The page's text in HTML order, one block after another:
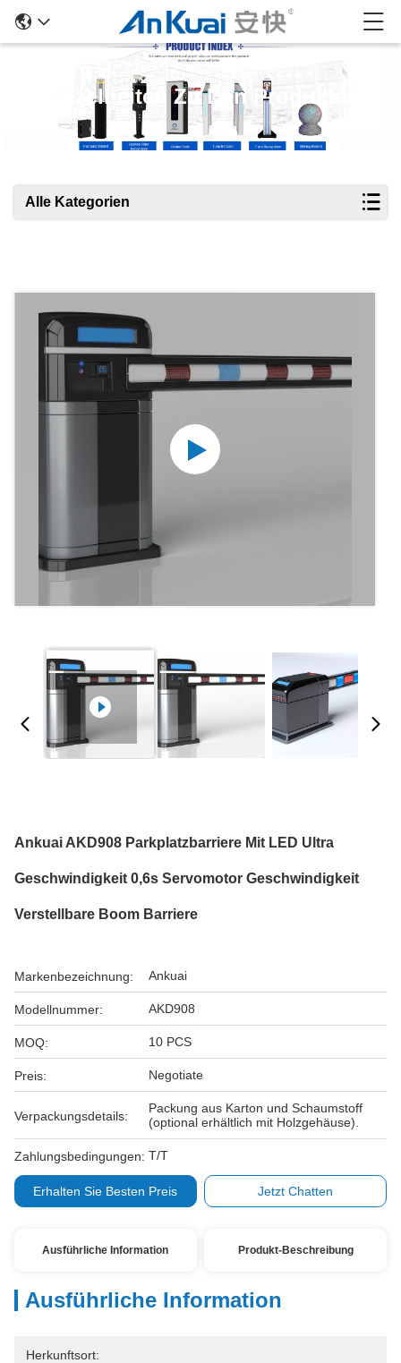
Einzelheiten Zu Den Produkten
Alle Kategorien
Ankuai AKD908 Parkplatzbarriere Mit LED Ultra
Geschwindigkeit 0,6s Servomotor Geschwindigkeit
Verstellbare Boom Barriere
Markenbezeichnung: Ankuai
Modellnummer: AKD908
MOQ: 10 PCS
Preis: Negotiate
Verpackungsdetails:
Packung aus Karton und Schaumstoff
(optional erhältlich mit Holzgehäuse).
Zahlungsbedingungen: T/T
Erhalten Sie Besten Preis Jetzt Chatten
Ausführliche Information Produkt-Beschreibung
Ausführliche Information
Herkunftsort: